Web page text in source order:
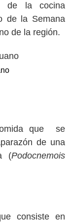
de la cocina
de la Semana
de la región.
que se
de una
(Podocnemois
consiste en